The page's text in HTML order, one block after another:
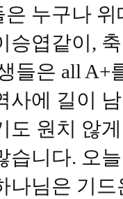
은 누구나
승엽같이,
들은 all A+
사에 길이
도 원치 않
습니다. 오
나님은 기